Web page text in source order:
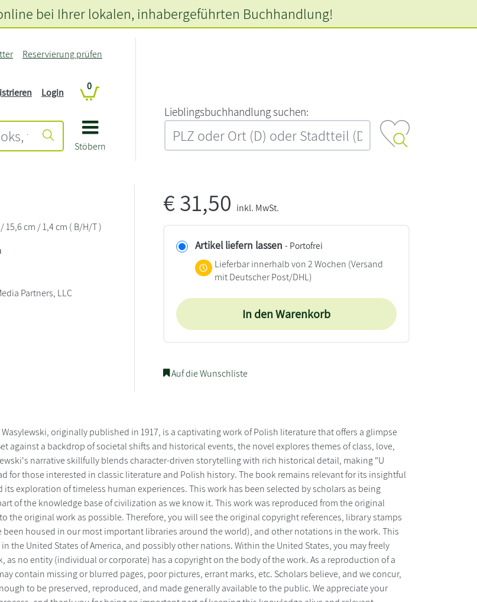
Stöbern
Reservierung prüfen
Login
0
L‍i‍e‍b‍l‍i‍n‍g‍s‍b‍u‍c‍h‍h‍a‍n‍d‍l‍u‍n‍g‍ ‍s‍u‍c‍h‍e‍n‍:‍
bei Ihrer lokalen, inhabergeführten Buchhandlung!
cm / 1,4 cm ( B/H/T )
Partners, LLC
€31,50 inkl. MwSt.
Artikel liefern lassen - Portofrei
Lieferbar innerhalb von 2 Wochen (Versand
mit Deutscher Post/DHL)
In den Warenkorb
Auf die Wunschliste
Wasylewski, originally published in 1917, is a captivating work of Polish literature that offers a glimpse
against a backdrop of societal shifts and historical events, the novel explores themes of class, love,
narrative skillfully blends character-driven storytelling with rich historical detail, making "U
for those interested in classic literature and Polish history. The book remains relevant for its insightful
its exploration of timeless human experiences. This work has been selected by scholars as being
of the knowledge base of civilization as we know it. This work was reproduced from the original
the original work as possible. Therefore, you will see the original copyright references, library stamps
been housed in our most important libraries around the world), and other notations in the work. This
the United States of America, and possibly other nations. Within the United States, you may freely
as no entity (individual or corporate) has a copyright on the body of the work. As a reproduction of a
contain missing or blurred pages, poor pictures, errant marks, etc. Scholars believe, and we concur,
to be preserved, reproduced, and made generally available to the public. We appreciate your